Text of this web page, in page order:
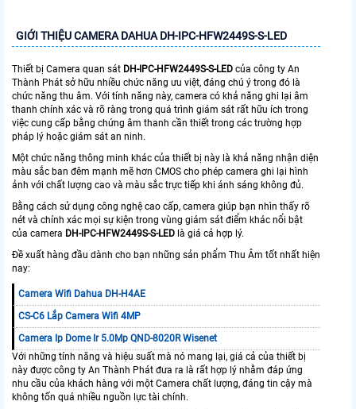
GIỚI THIỆU CAMERA DAHUA DH-IPC-HFW2449S-S-LED
Thiết bị Camera quan sát DH-IPC-HFW2449S-S-LED của công ty An
Thành Phát sở hữu nhiều chức năng ưu việt, đáng chú ý trong đó là
chức năng thu âm. Với tính năng này, camera có khả năng ghi lại âm
thanh chính xác và rõ ràng trong quá trình giám sát rất hữu ích trong
việc cung cấp bằng chứng âm thanh cần thiết trong các trường hợp
pháp lý hoặc giám sát an ninh.
Một chức năng thông minh khác của thiết bị này là khả năng nhận diện
màu sắc ban đêm mạnh mẽ hơn CMOS cho phép camera ghi lại hình
ảnh với chất lượng cao và màu sắc trực tiếp khi ánh sáng không đủ.
Bằng cách sử dụng công nghệ cao cấp, camera giúp bạn nhìn thấy rõ
nét và chính xác mọi sự kiện trong vùng giám sát điểm khác nổi bật
của camera DH-IPC-HFW2449S-S-LED là giá cả hợp lý.
Đề xuất hàng đầu dành cho bạn những sản phẩm Thu Âm tốt nhất hiện
nay:
Camera Wifi Dahua DH-H4AE
CS-C6 Lắp Camera Wifi 4MP
Camera Ip Dome Ir 5.0Mp QND-8020R Wisenet
Với những tính năng và hiệu suất mà nó mang lại, giá cả của thiết bị
này được công ty An Thành Phát đưa ra là rất hợp lý nhằm đáp ứng
nhu cầu của khách hàng với một Camera chất lượng, đáng tin cậy mà
không tốn quá nhiều nguồn lực tài chính.